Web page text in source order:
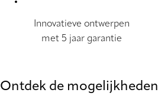
Innovatieve ontwerpen
met 5 jaar garantie
Ontdek de mogelijkheden